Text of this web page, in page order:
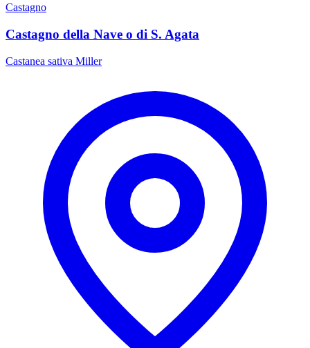
Castagno
Castagno della Nave o di S. Agata
Castanea sativa Miller